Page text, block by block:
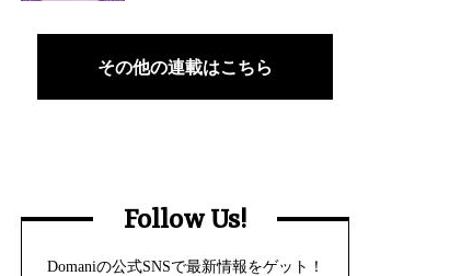
その他の連載はこちら
Follow Us!
Domaniの公式SNSで最新情報をゲット！